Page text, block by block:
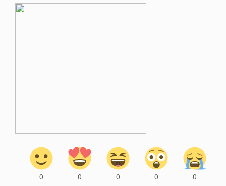
0 0 0 0 0